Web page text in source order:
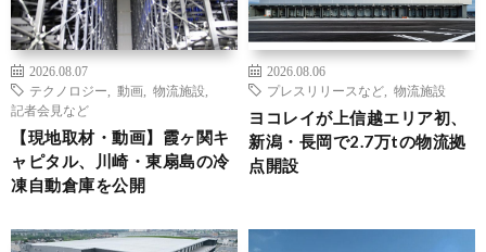
2026.08.07
テクノロジー
動画 物流施設
記者会見など
【現地取材・動画】霞ヶ関キ
ャピタル、川崎・東扇島の冷
凍自動倉庫を公開
2026.08.06
プレスリリースなど
物流施設
ヨコレイが上信越エリア初、
新潟・長岡で2.7万tの物流拠
点開設